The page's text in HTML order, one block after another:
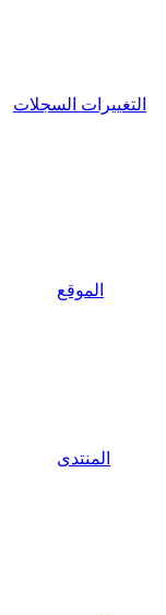
التغييرات السجلات
الموقع
المنتدى